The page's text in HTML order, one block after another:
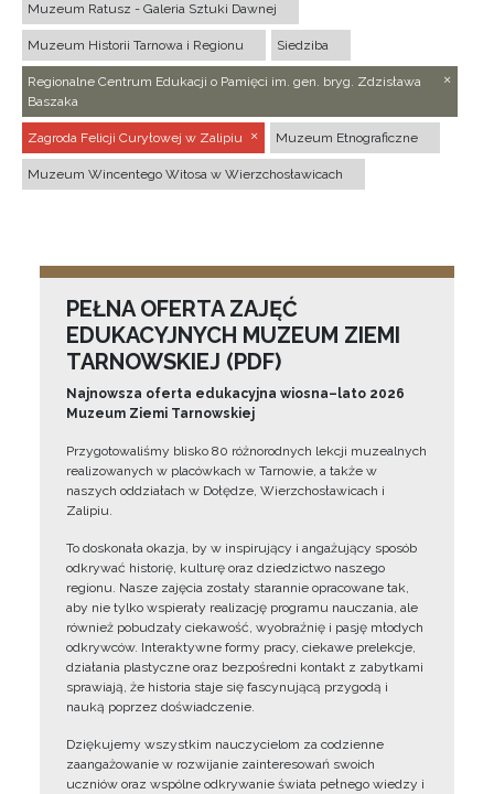
Muzeum Ratusz - Galeria Sztuki Dawnej
Muzeum Historii Tarnowa i Regionu Siedziba
Regionalne Centrum Edukacji o Pamięci im. gen. bryg. Zdzisława
Baszaka
Zagroda Felicji Curyłowej w Zalipiu Muzeum Etnograficzne
Muzeum Wincentego Witosa w Wierzchosławicach
PEŁNA OFERTA ZAJĘĆ
EDUKACYJNYCH MUZEUM ZIEMI
TARNOWSKIEJ (PDF)
Najnowsza oferta edukacyjna wiosna–lato 2026
Muzeum Ziemi Tarnowskiej
Przygotowaliśmy blisko 80 różnorodnych lekcji muzealnych
realizowanych w placówkach w Tarnowie, a także w
naszych oddziałach w Dołędze, Wierzchosławicach i
Zalipiu.
To doskonała okazja, by w inspirujący i angażujący sposób
odkrywać historię, kulturę oraz dziedzictwo naszego
regionu. Nasze zajęcia zostały starannie opracowane tak,
aby nie tylko wspierały realizację programu nauczania, ale
również pobudzały ciekawość, wyobraźnię i pasję młodych
odkrywców. Interaktywne formy pracy, ciekawe prelekcje,
działania plastyczne oraz bezpośredni kontakt z zabytkami
sprawiają, że historia staje się fascynującą przygodą i
nauką poprzez doświadczenie.
Dziękujemy wszystkim nauczycielom za codzienne
zaangażowanie w rozwijanie zainteresowań swoich
uczniów oraz wspólne odkrywanie świata pełnego wiedzy i